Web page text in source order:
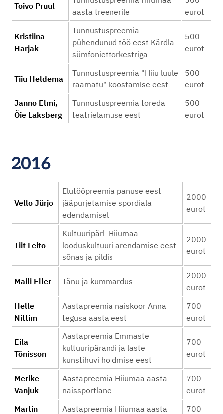
Toivo Pruul
aasta treenerile
eurot
Kristiina
Harjak
Tunnustuspreemia
pühendunud töö eest Kärdla
sümfoniettorkestriga
500
eurot
Tiiu Heldema
Tunnustuspreemia "Hiiu luule
raamatu" koostamise eest
500
eurot
Janno Elmi,
Õie Laksberg
Tunnustuspreemia toreda
teatrielamuse eest
500
eurot
2016
Vello Jürjo
Elutööpreemia panuse eest
jääpurjetamise spordiala
edendamisel
2000
eurot
Tiit Leito
Kultuuripärl Hiiumaa
looduskultuuri arendamise eest
sõnas ja pildis
2000
eurot
Maili Eller Tänu ja kummardus
2000
eurot
Helle
Nittim
Aastapreemia naiskoor Anna
tegusa aasta eest
700
eurot
Eila
Tõnisson
Aastapreemia Emmaste
kultuuripärandi ja laste
kunstihuvi hoidmise eest
700
eurot
Merike
Vanjuk
Aastapreemia Hiiumaa aasta
naissportlane
700
eurot
Martin
Aastapreemia Hiiumaa aasta
700